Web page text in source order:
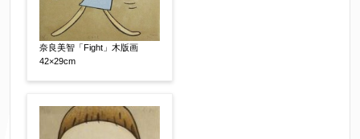
添付画像 【任意】
奈良美智「Fight」木版画
42×29cm